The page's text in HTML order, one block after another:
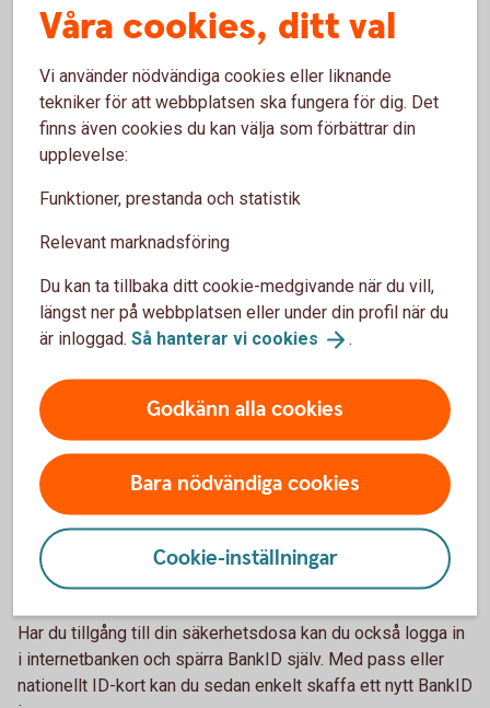
åker till använder.
kontanter i utlandet är enkelt och bekvämt. Skaffa ett
resekort.
Kort påresan
Vad händer om du tappar mobil
med BankID?
Har du tappat mobilen med BankID kan du kontakta vår
spärrservice dygnet runt så hjälper vi dig att spärra BankID
och komma vidare.
Har du tillgång till din säkerhetsdosa kan du också logga in
i internetbanken och spärra BankID själv. Med pass eller
nationellt ID-kort kan du sedan enkelt skaffa ett nytt BankID
Våra cookies, ditt val
Vi använder nödvändiga cookies eller liknande
tekniker för att webbplatsen ska fungera för dig. Det
finns även cookies du kan välja som förbättrar din
upplevelse:
Funktioner, prestanda och statistik
Relevant marknadsföring
Du kan ta tillbaka ditt cookie-medgivande när du vill,
längst ner på webbplatsen eller under din profil när du
är inloggad. Så hanterar vi cookies .
Godkänn alla cookies
Bara nödvändiga cookies
Cookie-inställningar